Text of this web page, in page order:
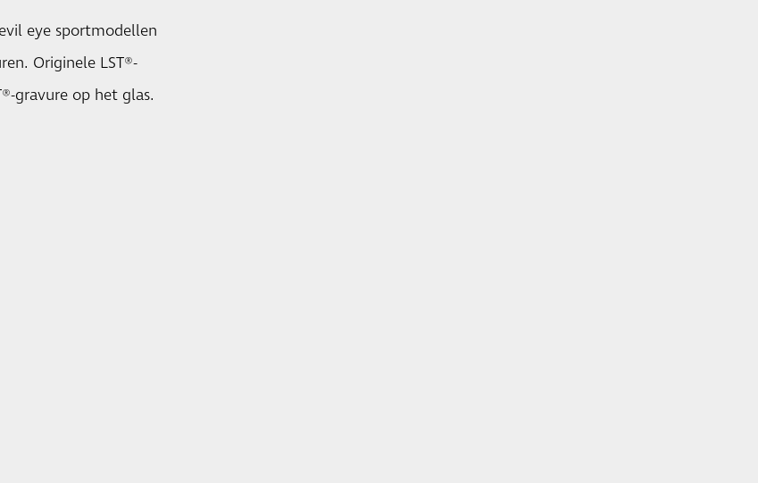
eye sportmodellen
Originele LST®-
gravure op het glas.